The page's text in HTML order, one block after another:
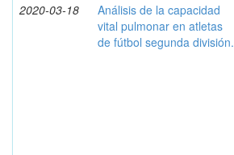
2020-03-18
Análisis de la capacidad
vital pulmonar en atletas
de fútbol segunda división.